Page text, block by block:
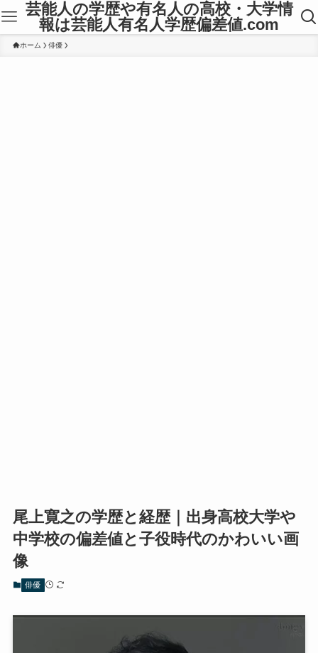
芸能人の学歴や有名人の高校・大学情
報は芸能人有名人学歴偏差値.com
ホーム 俳優
尾上寛之の学歴と経歴｜出身高校大学や
中学校の偏差値と子役時代のかわいい画
像
俳優